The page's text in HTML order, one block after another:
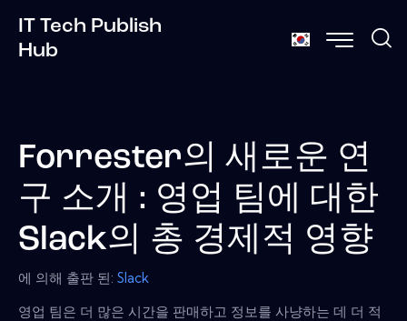
IT Tech Publish
Hub
Forrester의 새로운 연
구 소개 : 영업 팀에 대한
Slack의 총 경제적 영향
에 의해 출판 된: Slack
영업 팀은 더 많은 시간을 판매하고 정보를 사냥하는 데 더 적